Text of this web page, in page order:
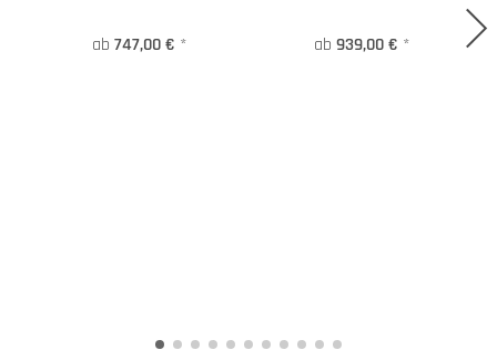
ab 747,00 € * ab 939,00 € *